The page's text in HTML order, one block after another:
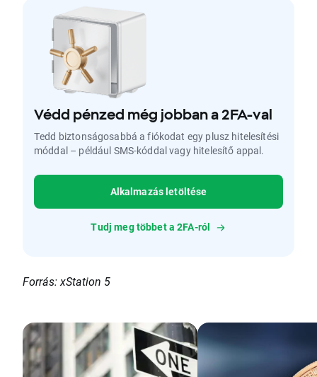
Védd pénzed még jobban a 2FA-val
Tedd biztonságosabbá a fiókodat egy plusz hitelesítési
móddal – például SMS-kóddal vagy hitelesítő appal.
Alkalmazás letöltése
Tudj meg többet a 2FA-ról
Forrás: xStation 5